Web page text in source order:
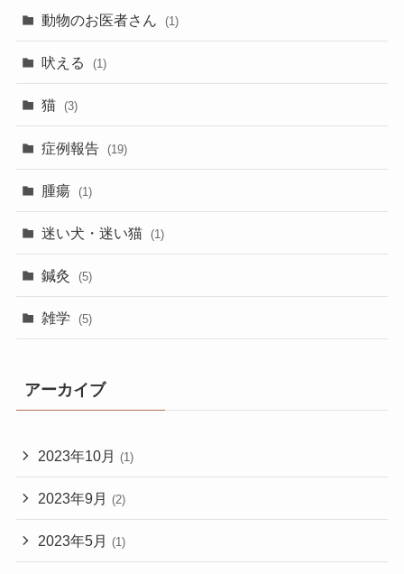
動物のお医者さん (1)
吠える (1)
猫 (3)
症例報告 (19)
腫瘍 (1)
迷い犬・迷い猫 (1)
鍼灸 (5)
雑学 (5)
アーカイブ
2023年10月 (1)
2023年9月 (2)
2023年5月 (1)